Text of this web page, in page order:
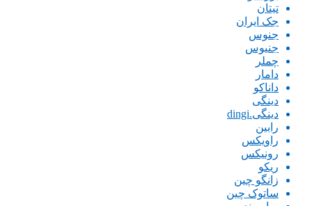
تیتان
جک ایران
جنوس
جنیوس
چملر
دامار
داناکو
دینگی
دینگی.dingi
رابین
راویکس
رونیکس
ریکو
زانگو چین
ساتوک چین